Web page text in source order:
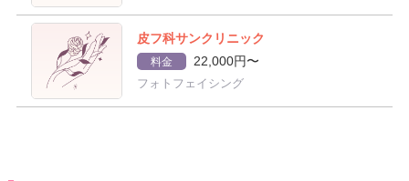
皮フ科サンクリニック
料金 22,000円〜
フォトフェイシング